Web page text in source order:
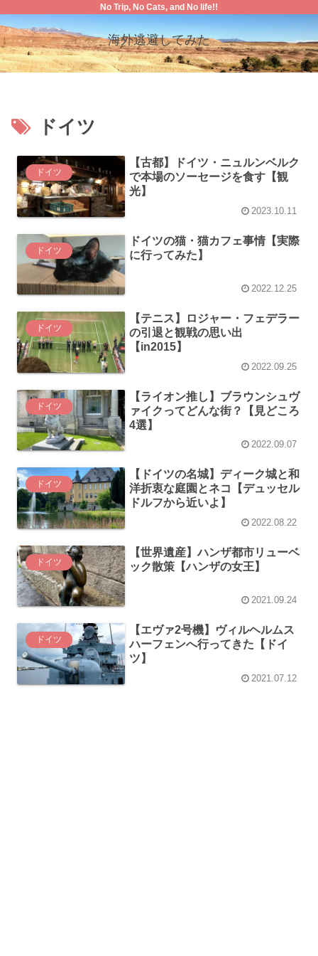
No Trip, No Cats, and No life!!
海外逃避してみた
ドイツ
ドイツ
【古都】ドイツ・ニュルンベルク
で本場のソーセージを食す【観
光】
2023.10.11
ドイツ
ドイツの猫・猫カフェ事情【実際
に行ってみた】
2022.12.25
ドイツ
【テニス】ロジャー・フェデラー
の引退と観戦の思い出
【in2015】
2022.09.25
ドイツ
【ライオン推し】ブラウンシュヴ
ァイクってどんな街？【見どころ
4選】
2022.09.07
ドイツ
【ドイツの名城】ディーク城と和
洋折衷な庭園とネコ【デュッセル
ドルフから近いよ】
2022.08.22
ドイツ
【世界遺産】ハンザ都市リューベ
ック散策【ハンザの女王】
2021.09.24
ドイツ
【エヴァ2号機】ヴィルヘルムス
ハーフェンへ行ってきた【ドイ
ツ】
2021.07.12